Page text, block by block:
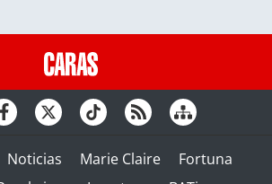
Noticias Marie Claire
Fortuna